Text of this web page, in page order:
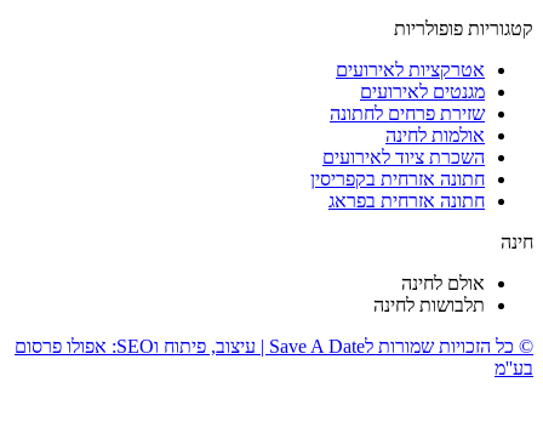
קטגוריות פופולריות
אטרקציות לאירועים
מגנטים לאירועים
שזירת פרחים לחתונה
אולמות לחינה
השכרת ציוד לאירועים
חתונה אזרחית בקפריסין
חתונה אזרחית בפראג
חינה
אולם לחינה
תלבושות לחינה
© כל הזכויות שמורות לSave A Date | עיצוב, פיתוח וSEO: אפולו פרסום
בע''מ